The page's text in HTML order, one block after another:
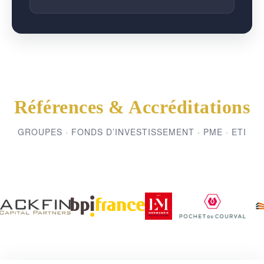
Références & Accréditations
GROUPES · FONDS D’INVESTISSEMENT · PME · ETI